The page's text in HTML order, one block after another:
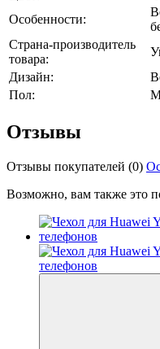
Особенности:
Страна-производитель
товара:
Дизайн:
Пол:
Отзывы
Отзывы покупателей (0)
Возможно, вам также это